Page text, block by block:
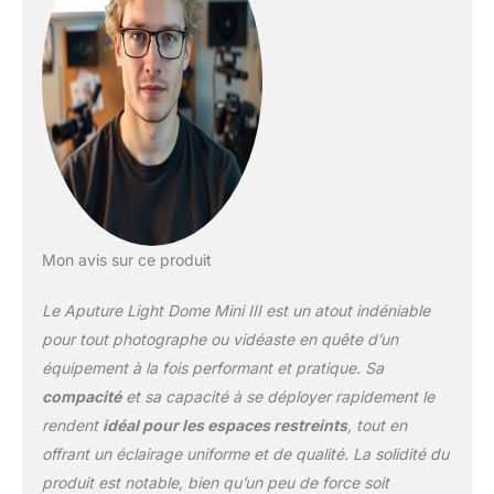
rapidement. Compact et
Portable : Profitez des
avantages du design
rapide et profilé du Light
Dome III dans une forme
plus petite avec le Light
Dome Mini III. Bénéficiez
d'un éclairage doux
Conception Efficace pour
design pliable de
l'anneau de vitesse du
Light Dome Mini III
maximise l'espace pour
de cinéma. Installez-
vous plus rapidement et
Mon avis sur ce produit
Le Aputure Light Dome Mini III est un atout indéniable
pour tout photographe ou vidéaste en quête d’un
équipement à la fois performant et pratique. Sa
compacitéet sa capacité à se déployer rapidement le
rendent idéal pour les espaces restreints, tout en
offrant un éclairage uniforme et de qualité. La solidité du
produit est notable, bien qu’un peu de force soit